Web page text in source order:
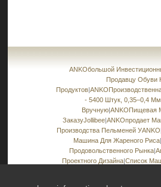
ANKOбольшой
Продавцу Обуви
Продуктов|
- 5400 Штук, 0,35–0,4
Вручную|ANKOПищевая
ЗаказуJollibee|ANKOпродает
Производства Пельменей УANKO
Машина Для Жареного Риса|
Продовольственного Рынка|
Проектного Дизайна|Список